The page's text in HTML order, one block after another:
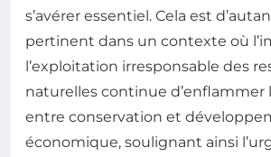
s’avérer essentiel. Cela est
pertinent dans un contexte où
l’exploitation irresponsable des
naturelles continue d’enflammer
entre conservation et
économique, soulignant ainsi